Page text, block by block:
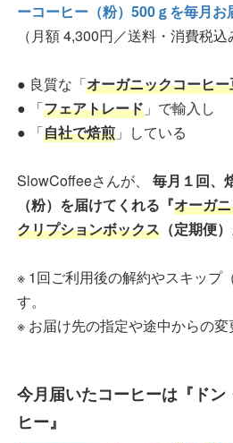
ーコーヒー（粉）500ｇを毎月お
（月額 4,300円／送料・消費税込
● 良質な「オーガニックコーヒ
● 「フェアトレード 」で輸入し
● 「自社で焙煎 」している
SlowCoffeeさんが、
毎月１回、
（粉）を届けてくれる『オーガ
クリプションボックス （定期便）
※ 1回ご利用後の解約やスキップ
す。
※ お届け先の指定や途中からの変
今月届いたコーヒーは『ド
ヒー』